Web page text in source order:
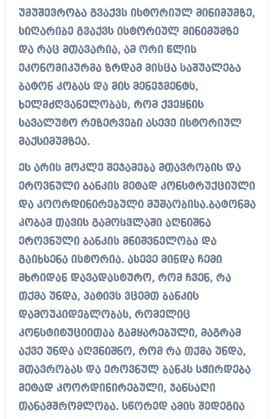
უმუშევრობა გვაქვს ისტორიულ მინიმუმზე,
სიღარიბე გვაქვს ისტორიულ მინიმუმზე
და რაც მთავარია, ამ ორი წლის
ეკონომიკურმა ზრდამ მისცა საშუალება
ბატონ კობას და მის მენეჯმენტს,
ხელმძღვანელობას, რომ ქვეყნის
სავალუტო რეზერვები ასევე ისტორიულ
მაქსიმუმზეა.
ეს არის მოკლე შეჯამება მთავრობის და
ეროვნული ბანკის მეტად კონსტრუქციული
და კოორდინირებული მუშაობისა.ბატონმა
კობამ თავის გამოსვლაში აღნიშნა
ეროვნული ბანკის მნიშვნელობა და
გაიხსენა ისტორია. ასევე მინდა ჩემი
მხრიდან დავადასტურო, რომ ჩვენ, რა
თქმა უნდა, პატივს ვცემთ ბანკის
დამოუკიდებლობას, რომელიც
კონსტიტუციითაა გამყარებული, მაგრამ
აქვე უნდა აღვნიშნო, რომ რა თქმა უნდა,
მთავრობას და ეროვნულ ბანკს სჭირდება
მეტად კოორდინირებული, ჯანსაღი
თანამშრომლობა. სწორედ ამის შედეგია